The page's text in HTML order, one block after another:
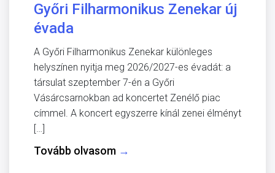
Győri Filharmonikus Zenekar új
évada
A Győri Filharmonikus Zenekar különleges
helyszínen nyitja meg 2026/2027-es évadát: a
társulat szeptember 7-én a Győri
Vásárcsarnokban ad koncertet Zenélő piac
címmel. A koncert egyszerre kínál zenei élményt
[…]
Tovább olvasom →